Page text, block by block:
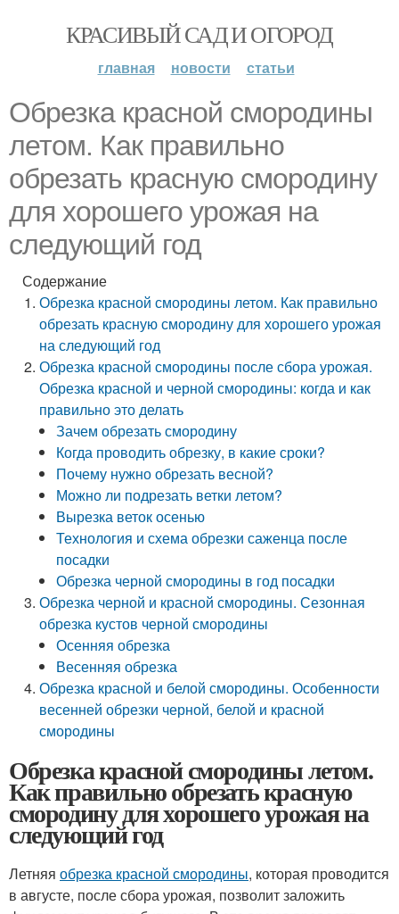
КРАСИВЫЙ САД И ОГОРОД
главная новости статьи
Обрезка красной смородины
летом. Как правильно
обрезать красную смородину
для хорошего урожая на
следующий год
Содержание
Обрезка красной смородины летом. Как правильно
обрезать красную смородину для хорошего урожая
на следующий год
Обрезка красной смородины после сбора урожая.
Обрезка красной и черной смородины: когда и как
правильно это делать
Зачем обрезать смородину
Когда проводить обрезку, в какие сроки?
Почему нужно обрезать весной?
Можно ли подрезать ветки летом?
Вырезка веток осенью
Технология и схема обрезки саженца после
посадки
Обрезка черной смородины в год посадки
Обрезка черной и красной смородины. Сезонная
обрезка кустов черной смородины
Осенняя обрезка
Весенняя обрезка
Обрезка красной и белой смородины. Особенности
весенней обрезки черной, белой и красной
смородины
Обрезка красной смородины летом.
Как правильно обрезать красную
смородину для хорошего урожая на
следующий год
Летняя обрезка красной смородины, которая проводится
в августе, после сбора урожая, позволит заложить